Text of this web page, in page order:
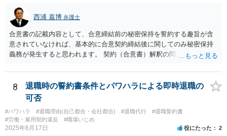
西浦 嘉博 弁護士
合意書の記載内容として、合意締結前の秘密保持を誓約する趣旨が含
意されていなければ、基本的に合意契約締結後に関してのみ秘密保持
義務が発生すると思われます。 契約（合意書）解釈の問題ですので、
場合、最寄りの法律事務所で相談されることを検討ください。
8
退職時の誓約書条件とパワハラによる即時退職の
可否
#パワハラ #退職理由(自己都合・会社都合) #退職代行
#退職誓約書
#労働・雇用契約違反
#職場いじめ
2025年6月17日 役にたった 2